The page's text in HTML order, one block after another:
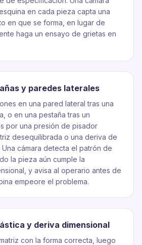
en cada pieza capta una
en que se forma, en lugar de
haga un ensayo de grietas en
y paredes laterales
en una pared lateral tras una
o en una pestaña tras un
por una presión de pisador
desequilibrada o una deriva de
cámara detecta el patrón de
la pieza aún cumple la
y avisa al operario antes de
empeore el problema.
y deriva dimensional
con la forma correcta, luego